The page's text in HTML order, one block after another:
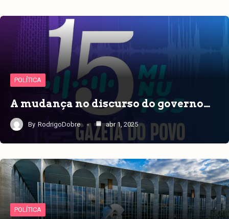
POLÍTICA
A mudança no discurso do governo…
By RodrigoDobre abr 1, 2025
POLÍTICA